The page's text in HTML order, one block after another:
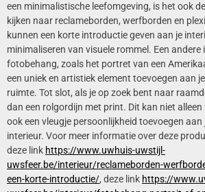
een minimalistische leefomgeving, is het ook
kijken naar reclameborden, werfborden en
kunnen een korte introductie geven aan je
minimaliseren van visuele rommel. Een
fotobehang, zoals het portret van een
een uniek en artistiek element toevoegen aan
ruimte. Tot slot, als je op zoek bent naar
dan een rolgordijn met print. Dit kan niet
ook een vleugje persoonlijkheid toevoegen
interieur. Voor meer informatie over deze
deze link https://www.uwhuis-uwstijl-
uwsfeer.be/interieur/reclameborden-
een-korte-introductie/, deze link https://